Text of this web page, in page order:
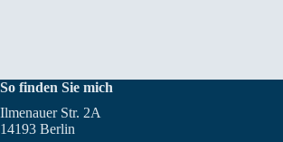
So finden Sie mich
Ilmenauer Str. 2A
14193 Berlin